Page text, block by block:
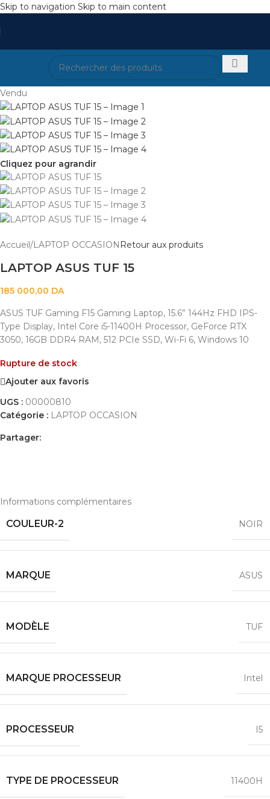
Skip to navigation Skip to main content
Vendu
Cliquez pour agrandir
Accueil/LAPTOP OCCASION Retour aux produits
LAPTOP ASUS TUF 15
185 000,00 DA
ASUS TUF Gaming F15 Gaming Laptop, 15.6” 144Hz FHD IPS-
Type Display, Intel Core i5-11400H Processor, GeForce RTX
3050, 16GB DDR4 RAM, 512 PCIe SSD, Wi-Fi 6, Windows 10
Rupture de stock
Ajouter aux favoris
UGS : 00000810
Catégorie : LAPTOP OCCASION
Partager:
Informations complémentaires
COULEUR-2 NOIR
MARQUE ASUS
MODÈLE TUF
MARQUE PROCESSEUR Intel
PROCESSEUR I5
TYPE DE PROCESSEUR 11400H